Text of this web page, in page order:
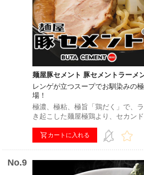
麺屋豚セメント 豚セメントラーメ
レンゲが立つスープでお馴染みの
場！
極濃、極粘、極旨「鶏だく」で、
き起こした麺屋極鶏より、セカン
ント」が宅麺初登場！極限まで豚
豚ラーメン！
カートに入れる